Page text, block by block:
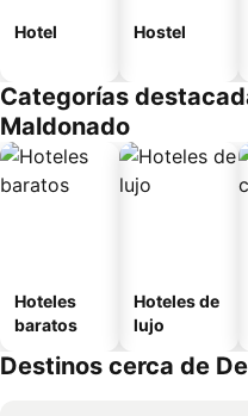
Hotel Hostel
Categorías
Maldonado
Hoteles
baratos
Hoteles de
lujo
Destinos cerca de